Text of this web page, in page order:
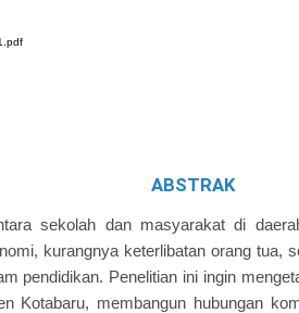
ABSTRAK
sekolah dan masyarakat di
kurangnya keterlibatan orang tua,
pendidikan. Penelitian ini ingin
Kotabaru, membangun hubungan